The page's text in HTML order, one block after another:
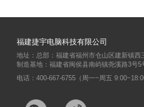
福建捷宇电脑科技有限公司
地址：总部：福建省福州市仓山区建新镇西
制造基地：福建省闽侯县南屿镇尧溪路3号5
电话：400-667-6755（周一~周五